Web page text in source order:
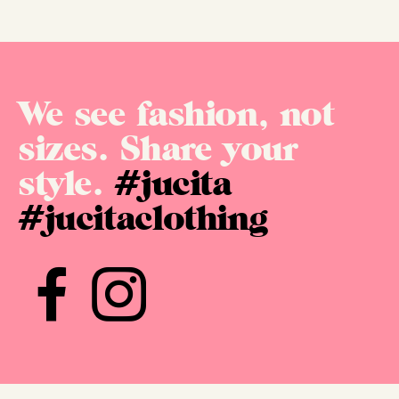
We see fashion, not
sizes. Share your
style.#jucita
#jucitaclothing